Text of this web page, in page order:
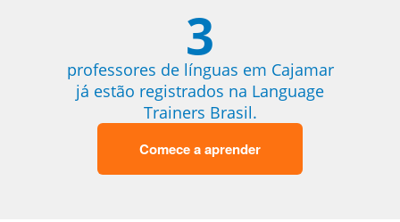
3
professores de línguas em Cajamar
já estão registrados na Language
Trainers Brasil.
Comece a aprender